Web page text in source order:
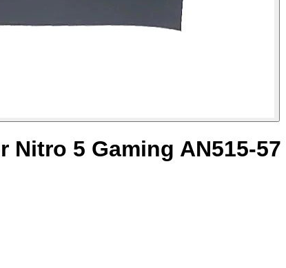
Nitro 5 Gaming AN515-57